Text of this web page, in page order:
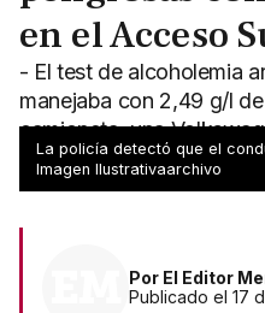
en el Acceso
- El test de alcoholemia
manejaba con 2,49 g/l
camioneta, una
secuestrada
La policía detectó que el
Imagen Ilustrativaarchivo
Por El Editor
Publicado el 17